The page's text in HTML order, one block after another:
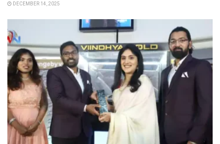
DECEMBER 14, 2025